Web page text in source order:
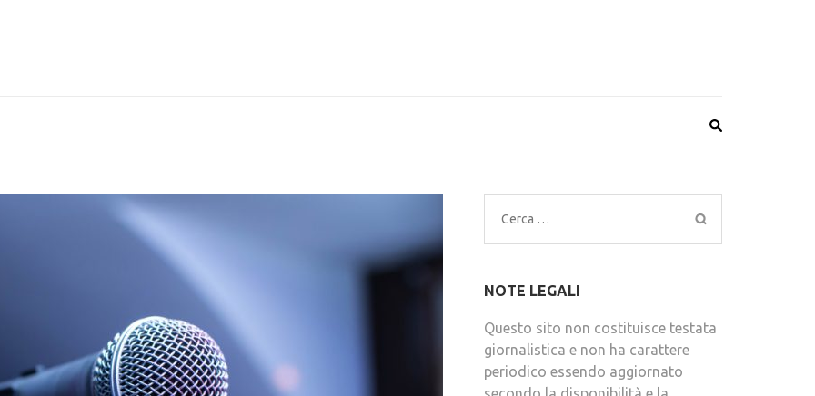
Ricerca
per:
NOTE LEGALI
Questo sito non costituisce testata
giornalistica e non ha carattere
periodico essendo aggiornato